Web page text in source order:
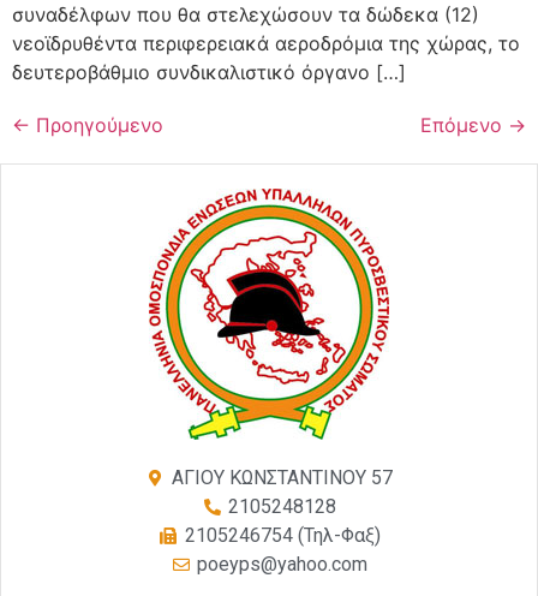
συναδέλφων που θα στελεχώσουν τα δώδεκα (12)
νεοϊδρυθέντα περιφερειακά αεροδρόμια της χώρας, το
δευτεροβάθμιο συνδικαλιστικό όργανο […]
← Προηγούμενο Επόμενο →
ΑΓΙΟΥ ΚΩΝΣΤΑΝΤΙΝΟΥ 57
2105248128
2105246754 (Τηλ-Φαξ)
poeyps@yahoo.com